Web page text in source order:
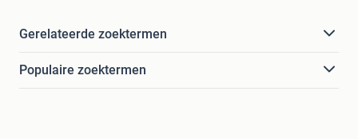
Gerelateerde zoektermen
Populaire zoektermen